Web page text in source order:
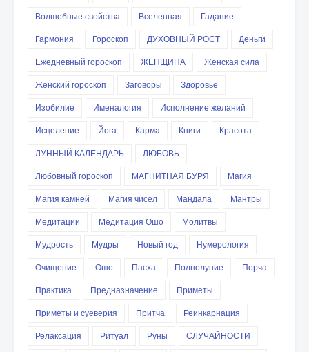
Волшебные свойства
Вселенная
Гадание
Гармония
Гороскоп ДУХОВНЫЙ РОСТ
Деньги
Ежедневный гороскоп
ЖЕНЩИНА
Женская сила
Женский гороскоп
Заговоры
Здоровье
Изобилие
Именалогия
Исполнение желаний
Исцеление
Йога Карма Книги
Красота
ЛУННЫЙ КАЛЕНДАРЬ
ЛЮБОВЬ
Любовный гороскоп
МАГНИТНАЯ БУРЯ
Магия
Магия камней
Магия чисел Мандала
Мантры
Медитации
Медитация Ошо
Молитвы
Мудрость
Мудры Новый год
Нумерология
Очищение
Ошо Пасха Полнолуние
Порча
Практика
Предназначение
Приметы
Приметы и суеверия
Притча
Реинкарнация
Релаксация
Ритуал Руны
СЛУЧАЙНОСТИ